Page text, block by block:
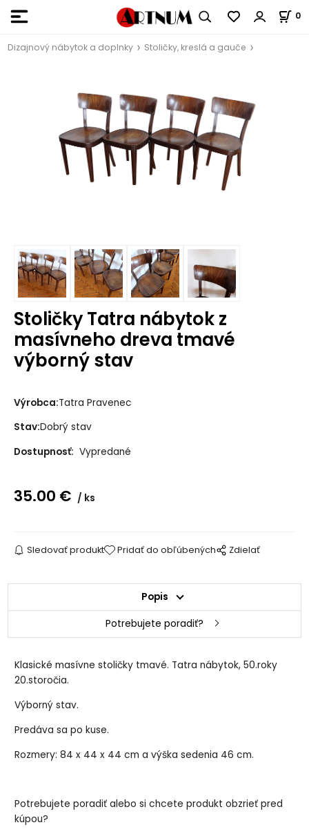
0
Dizajnový nábytok a doplnky Stoličky, kreslá a gauče
Stoličky Tatra nábytok z
masívneho dreva tmavé
výborný stav
Výrobca:Tatra Pravenec
Stav:Dobrý stav
Dostupnosť: Vypredané
35.00 € ks
Sledovať produkt Pridať do obľúbených Zdielať
Popis
Potrebujete poradiť?
Klasické masívne stoličky tmavé. Tatra nábytok, 50.roky
20.storočia.
Výborný stav.
Predáva sa po kuse.
Rozmery: 84 x 44 x 44 cm a výška sedenia 46 cm.
Potrebujete poradiť alebo si chcete produkt obzrieť pred
kúpou?